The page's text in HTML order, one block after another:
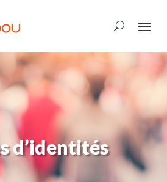
d’identités